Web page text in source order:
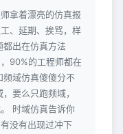
拿着漂亮的仿真报
、延期、挨骂，样
出在仿真方法
90%的工程师都在
域仿真傻傻分不
要么只跑频域，
时域仿真告诉你
没有出现过冲下